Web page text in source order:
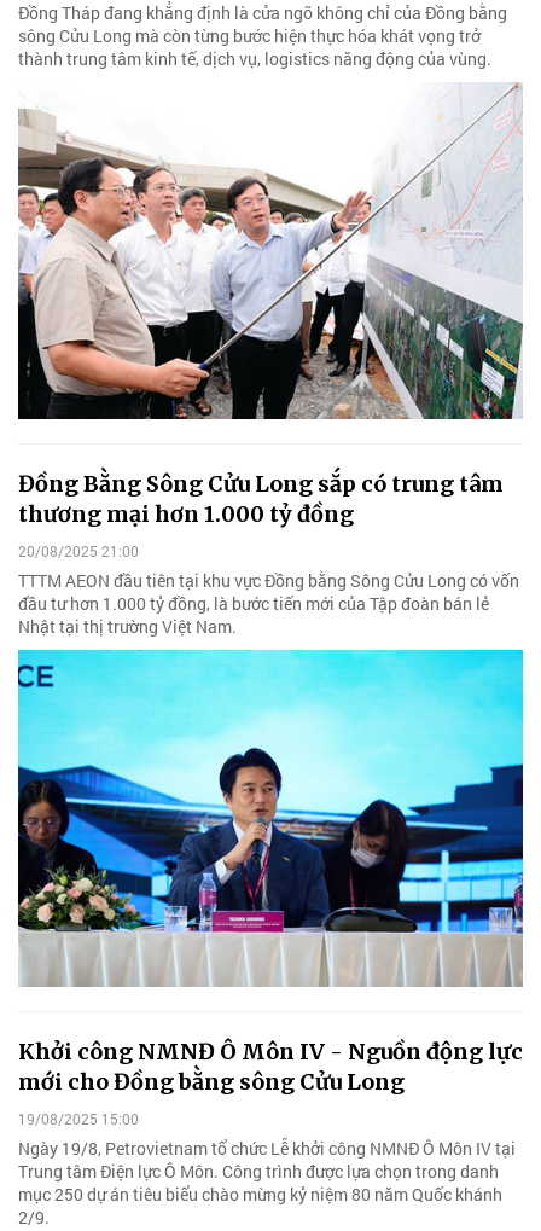
Đồng Tháp đang khẳng định là cửa ngõ không chỉ của Đồng bằng
sông Cửu Long mà còn từng bước hiện thực hóa khát vọng trở
thành trung tâm kinh tế, dịch vụ, logistics năng động của vùng.
Đồng Bằng Sông Cửu Long sắp có trung tâm
thương mại hơn 1.000 tỷ đồng
20/08/2025 21:00
TTTM AEON đầu tiên tại khu vực Đồng bằng Sông Cửu Long có vốn
đầu tư hơn 1.000 tỷ đồng, là bước tiến mới của Tập đoàn bán lẻ
Nhật tại thị trường Việt Nam.
Khởi công NMNĐ Ô Môn IV - Nguồn động lực
mới cho Đồng bằng sông Cửu Long
19/08/2025 15:00
Ngày 19/8, Petrovietnam tổ chức Lễ khởi công NMNĐ Ô Môn IV tại
Trung tâm Điện lực Ô Môn. Công trình được lựa chọn trong danh
mục 250 dự án tiêu biểu chào mừng kỷ niệm 80 năm Quốc khánh
2/9.